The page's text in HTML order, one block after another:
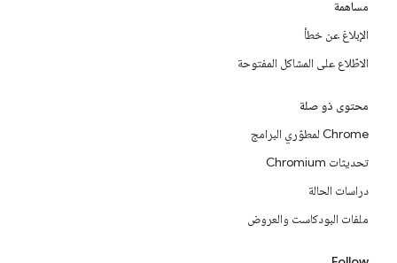
مساهمة
الإبلاغ عن خطأ
الاطّلاع على المشاكل المفتوحة
محتوى ذو صلة
Chrome لمطوّري البرامج
تحديثات Chromium
دراسات الحالة
ملفات البودكاست والعروض